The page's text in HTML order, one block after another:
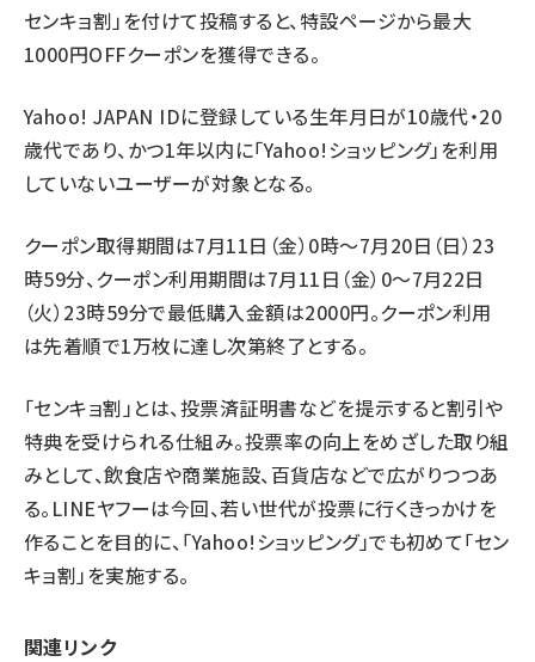
センキョ割」を付けて投稿すると、特設ページから最大
1000円OFFクーポンを獲得できる。
Yahoo! JAPAN IDに登録している生年月日が10歳代・20
歳代であり、かつ1年以内に「Yahoo!ショッピング」を利用
していないユーザーが対象となる。
クーポン取得期間は7月11日（金）0時～7月20日（日）23
時59分、クーポン利用期間は7月11日（金）0～7月22日
（火）23時59分で最低購入金額は2000円。クーポン利用
は先着順で1万枚に達し次第終了とする。
「センキョ割」とは、投票済証明書などを提示すると割引や
特典を受けられる仕組み。投票率の向上をめざした取り組
みとして、飲食店や商業施設、百貨店などで広がりつつあ
る。LINEヤフーは今回、若い世代が投票に行くきっかけを
作ることを目的に、「Yahoo!ショッピング」でも初めて「セン
キョ割」を実施する。
関連リンク